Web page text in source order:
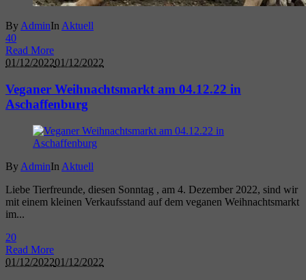
By AdminIn Aktuell
40
Read More
01/12/202201/12/2022
Veganer Weihnachtsmarkt am 04.12.22 in
Aschaffenburg
By AdminIn Aktuell
Liebe Tierfreunde, diesen Sonntag , am 4. Dezember 2022, sind wir
mit einem kleinen Verkaufsstand auf dem veganen Weihnachtsmarkt
im...
20
Read More
01/12/202201/12/2022